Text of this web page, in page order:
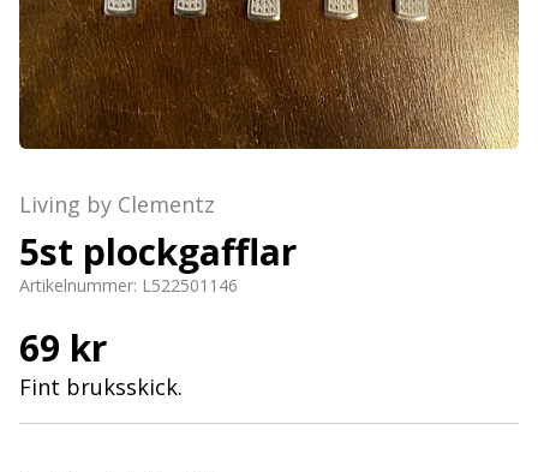
Living by Clementz
5st plockgafflar
Artikelnummer: L522501146
69 kr
Fint bruksskick.